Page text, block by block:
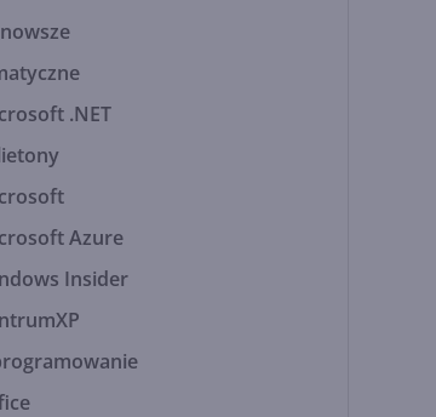
.NET
Azure
Insider